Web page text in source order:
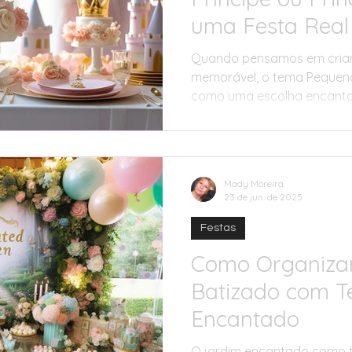
uma Festa Real
Quando pensamos em
memorável, o tema
como uma escolha
apenas celebra a
família, mas também
sagrado.
Como
Batizado com
Encantado
Festas
Mady Moreira
23 de jun. de 2025